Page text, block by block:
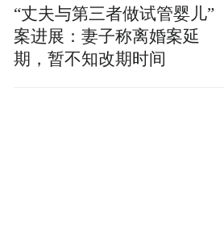
“丈夫与第三者做试管婴儿”
案进展：妻子称离婚案延
期，暂不知改期时间